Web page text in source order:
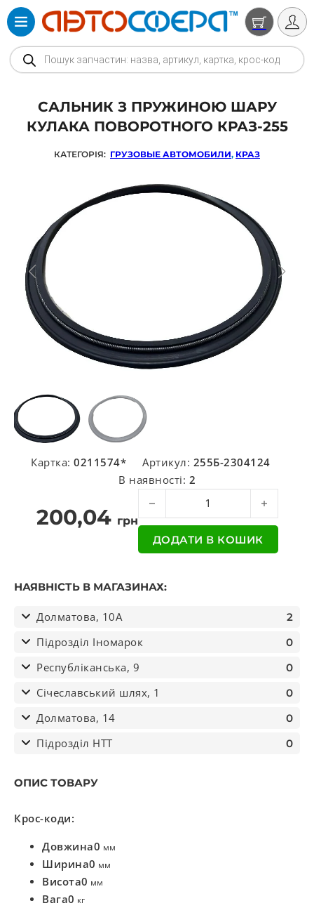
Products search
САЛЬНИК З ПРУЖИНОЮ ШАРУ
КУЛАКА ПОВОРОТНОГО КРАЗ-255
КАТЕГОРІЯ: ГРУЗОВЫЕ АВТОМОБИЛИ, КРАЗ
Картка: 0211574* Артикул: 255Б-2304124
В наявності: 2
200,04 грн
Сальник з пружиною шару
ДОДАТИ В КОШИК
НАЯВНІСТЬ В МАГАЗИНАХ:
Долматова, 10А 2
Підрозділ Іномарок 0
Республіканська, 9 0
Січеславський шлях, 1 0
Долматова, 14 0
Підрозділ НТТ 0
ОПИС ТОВАРУ
Крос-коди:
Довжина0 мм
Ширина0 мм
Висота0 мм
Вага0 кг